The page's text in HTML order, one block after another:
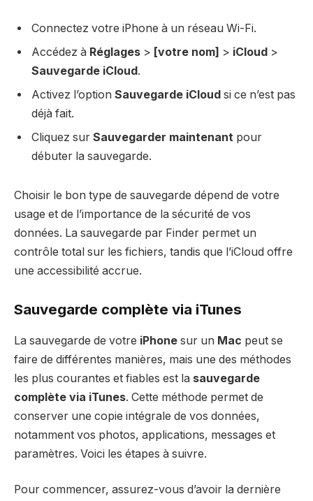
Connectez votre iPhone à un réseau Wi-Fi.
Accédez à Réglages > [votre nom] > iCloud >
Sauvegarde iCloud.
Activez l’option Sauvegarde iCloud si ce n’est pas
déjà fait.
Cliquez sur Sauvegarder maintenant pour
débuter la sauvegarde.
Choisir le bon type de sauvegarde dépend de votre
usage et de l’importance de la sécurité de vos
données. La sauvegarde par Finder permet un
contrôle total sur les fichiers, tandis que l’iCloud offre
une accessibilité accrue.
Sauvegarde complète via iTunes
La sauvegarde de votre iPhone sur un Mac peut se
faire de différentes manières, mais une des méthodes
les plus courantes et fiables est la sauvegarde
complète via iTunes. Cette méthode permet de
conserver une copie intégrale de vos données,
notamment vos photos, applications, messages et
paramètres. Voici les étapes à suivre.
Pour commencer, assurez-vous d’avoir la dernière